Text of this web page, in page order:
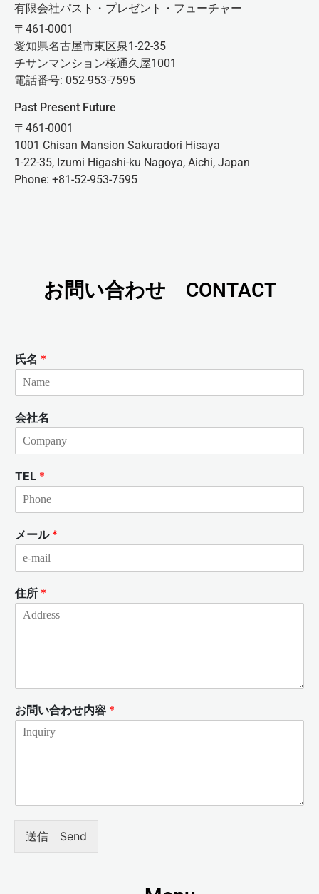
有限会社パスト・プレゼント・フューチャー
〒461-0001
愛知県名古屋市東区泉1-22-35
チサンマンション桜通久屋1001
電話番号: 052-953-7595
Past Present Future
〒461-0001
1001 Chisan Mansion Sakuradori Hisaya
1-22-35, Izumi Higashi-ku Nagoya, Aichi, Japan
Phone: +81-52-953-7595
お問い合わせ CONTACT
氏名 *
会社名
TEL *
メール *
住所 *
お問い合わせ内容 *
送信 Send